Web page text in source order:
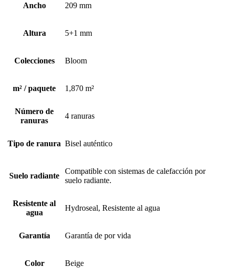
Ancho 209 mm
Altura 5+1 mm
Colecciones Bloom
m² / paquete 1,870 m²
Número de
ranuras
4 ranuras
Tipo de ranura Bisel auténtico
Suelo radiante
Compatible con sistemas de calefacción por
suelo radiante.
Resistente al
agua
Hydroseal, Resistente al agua
Garantía Garantía de por vida
Color Beige